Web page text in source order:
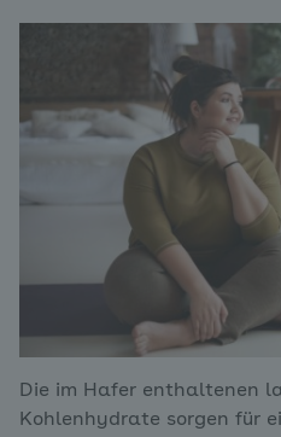
Die im Hafer enthaltenen
Kohlenhydrate sorgen für